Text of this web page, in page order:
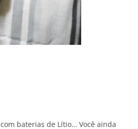
com baterias de Lítio… Você ainda